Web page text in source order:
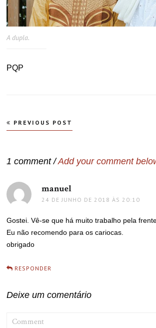
A dupla.
PQP
Navegação
de
PREVIOUS POST
1 comment /Add your comment
manuel
24 DE JUNHO DE 2018 ÀS 20:10
Gostei. Vê-se que há muito trabalho pela
Eu não recomendo para os cariocas.
obrigado
RESPONDER
Deixe um comentário